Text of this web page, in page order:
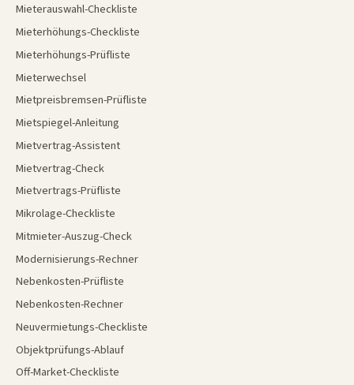
Mieterauswahl-Checkliste
Mieterhöhungs-Checkliste
Mieterhöhungs-Prüfliste
Mieterwechsel
Mietpreisbremsen-Prüfliste
Mietspiegel-Anleitung
Mietvertrag-Assistent
Mietvertrag-Check
Mietvertrags-Prüfliste
Mikrolage-Checkliste
Mitmieter-Auszug-Check
Modernisierungs-Rechner
Nebenkosten-Prüfliste
Nebenkosten-Rechner
Neuvermietungs-Checkliste
Objektprüfungs-Ablauf
Off-Market-Checkliste